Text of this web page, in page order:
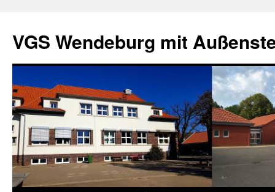
springen
VGS Wendeburg mit